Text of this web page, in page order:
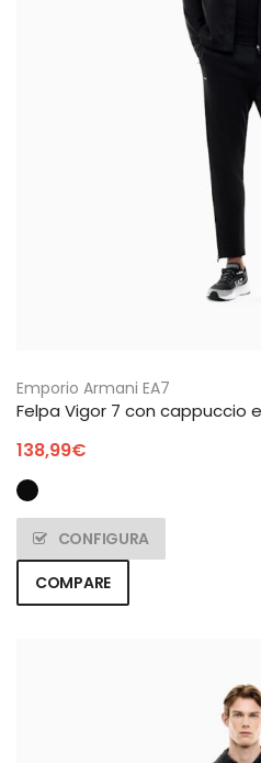
Emporio Armani EA7
Felpa Vigor 7 con cappuccio
138,99€
CONFIGURA
COMPARE